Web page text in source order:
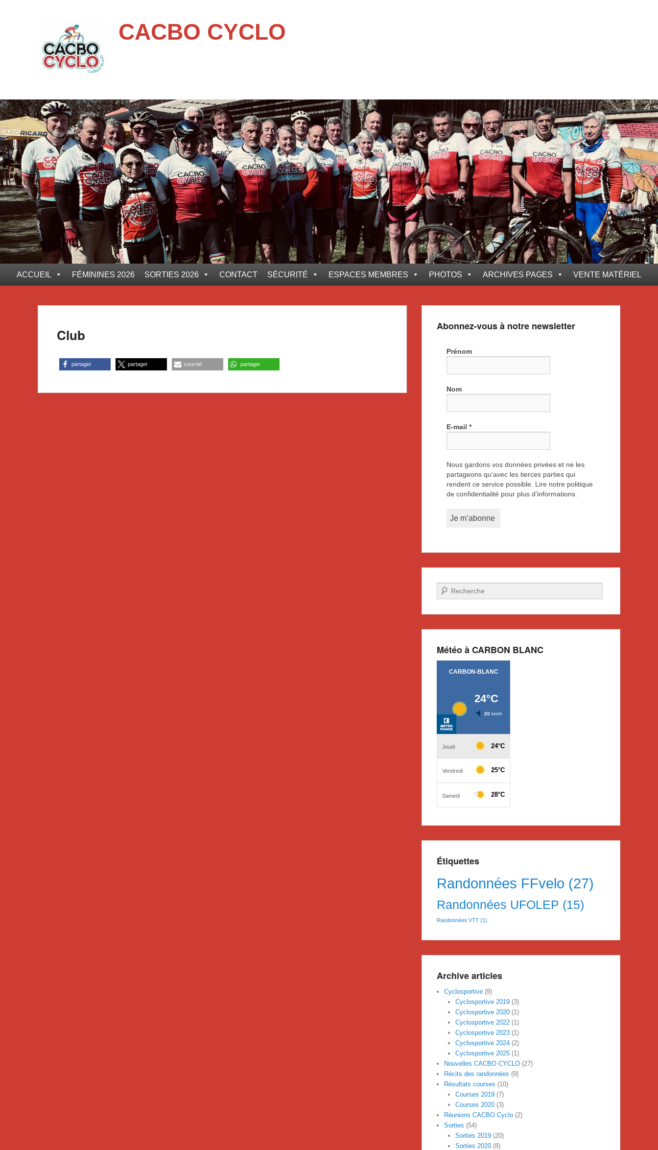
CACBO CYCLO
menuACCUEIL FÉMININES 2026 SORTIES 2026 CONTACT SÉCURITÉ ESPACES MEMBRES PHOTOS ARCHIVES PAGES VENTE MATÉRIEL
Club
partager partager courriel partager
Abonnez-vous à notre newsletter
Prénom
Nom
E-mail *
Nous gardons vos données privées et ne les
partageons qu’avec les tierces parties qui
rendent ce service possible. Lire notre politique
de confidentialité pour plus d’informations.
Recherche
Météo à CARBON BLANC
Étiquettes
Randonnées FFvelo (27)
Randonnées UFOLEP (15)
Randonnées VTT (1)
Archive articles
Cyclosportive (9)
Cyclosportive 2019(3)
Cyclosportive 2020(1)
Cyclosportive 2022(1)
Cyclosportive 2023(1)
Cyclosportive 2024(2)
Cyclosportive 2025(1)
Nouvelles CACBO CYCLO (27)
Récits des randonnées (9)
Résultats courses (10)
Courses 2019(7)
Courses 2020(3)
Réunions CACBO Cyclo (2)
Sorties (54)
Sorties 2019(20)
Sorties 2020(8)